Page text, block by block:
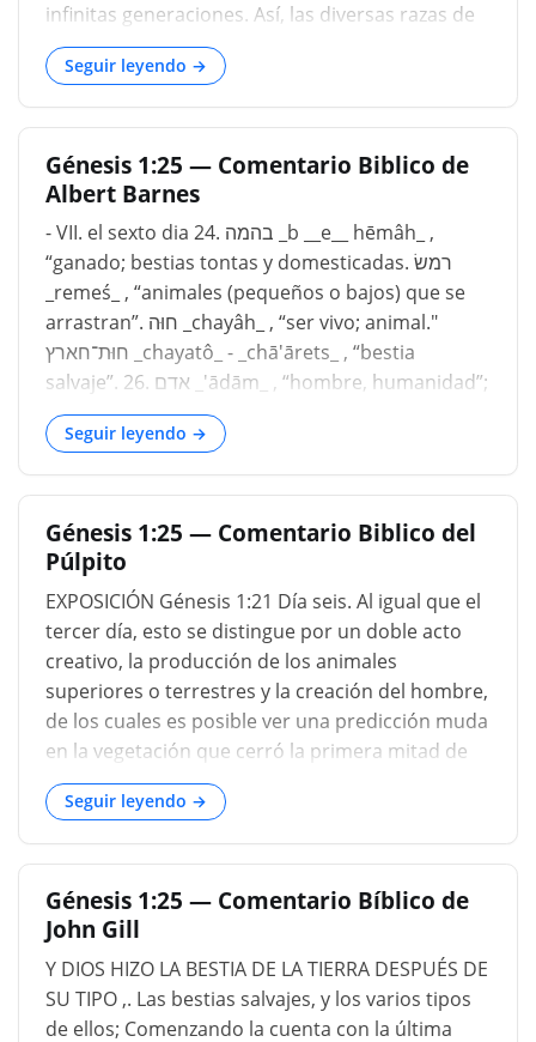
infinitas generaciones. Así, las diversas razas de
animales y plantas se han mantenido difinidas
desde la fundación del mundo hasta el día de
hoy. Esta es una prueba de que todas las
generaciones futuras de plantas y animales han
sido incluidas en forma seminal en las que Dios
formó al principio....
Seguir leyendo →
Génesis 1:25 — Comentario Biblico de
Albert Barnes
- VII. el sexto dia 24. בהמה _b __e__ hēmâh_ ,
“ganado; bestias tontas y domesticadas. רמשׂ
_remeś_ , “animales (pequeños o bajos) que se
arrastran”. חוּה _chayâh_ , “ser vivo; animal."
חוּת־חארץ _chayatô_ - _chā'ārets_ , “bestia
salvaje”. 26. אדם _'ādām_ , “hombre, humanidad”;
"Sé rojo". Un sustantivo colectivo, que no tiene
número plural y, por lo tanto, denota un
individuo de la clase, o la clase o raza en sí. Está
conectado en etimología con אדמה _'ădāmâh_ ,
“la ti
Seguir leyendo →
Génesis 1:25 — Comentario Biblico del
Púlpito
EXPOSICIÓN Génesis 1:21 Día seis. Al igual que el
tercer día, esto se distingue por un doble acto
creativo, la producción de los animales
superiores o terrestres y la creación del hombre,
de los cuales es posible ver una predicción muda
en la vegetación que cerró la primera mitad de
La semana creativa. Y Dios dijo: Que la tierra
produzca la criatura viviente según su especie.
En estas palabras, los animales terrestres se
caracterizan genéricamente como nephesh
chayyah, o seres animados; en los términos que
siguen se subdividen en tres especies o clases
bien definidas. Vacas. Behemah; literalmente, el
animal tonto, es decir, los cuadrúpedos más
grandes que comen hierba. Y cosa reptante.
Seguir leyendo →
Génesis 1:25 — Comentario Bíblico de
John Gill
Y DIOS HIZO LA BESTIA DE LA TIERRA DESPUÉS DE
SU TIPO ,. Las bestias salvajes, y los varios tipos
de ellos; Comenzando la cuenta con la última